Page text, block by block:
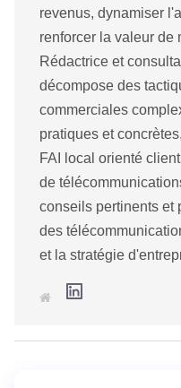
revenus, dynamiser
renforcer la valeur de
Rédactrice et
décompose des
commerciales
pratiques et
FAI local orienté
de
conseils pertinents et
des
et la stratégie